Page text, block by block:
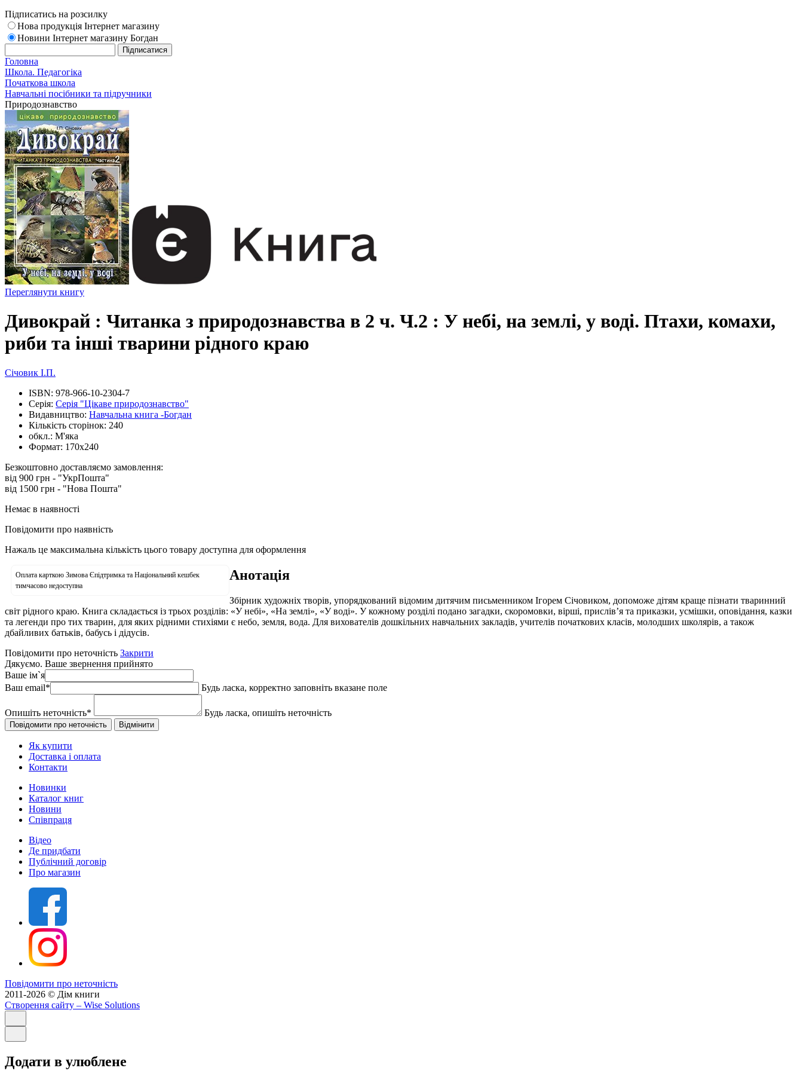
Підписатись на розсилку
Нова продукція Інтернет магазину
Новини Інтернет магазину Богдан
Головна
Школа. Педагогіка
Початкова школа
Навчальні посібники та підручники
Природознавство
Переглянути книгу
Дивокрай : Читанка з природознавства в 2 ч. Ч.2 : У небі, на землі, у воді. Птахи, комахи,
риби та інші тварини рідного краю
Січовик І.П.
ISBN: 978-966-10-2304-7
Серія: Серія "Цікаве природознавство"
Видавництво: Навчальна книга -Богдан
Кількість сторінок: 240
обкл.: М'яка
Формат: 170х240
Безкоштовно доставляємо замовлення:
від 900 грн - "УкрПошта"
від 1500 грн - "Нова Пошта"
Немає в наявності
Повідомити про наявність
Нажаль це максимальна кількість цього товару доступна для оформлення
Оплата карткою Зимова Єпідтримка та Національний кешбек
тимчасово недоступна
Анотація
Збірник художніх творів, упорядкований відомим дитячим письменником Ігорем Січовиком, допоможе дітям краще пізнати тваринний
світ рідного краю. Книга складається із трьох розділів: «У небі», «На землі», «У воді». У кожному розділі подано загадки, скоромовки, вірші, прислів’я та приказки, усмішки, оповідання, казки
та легенди про тих тварин, для яких рідними стихіями є небо, земля, вода. Для вихователів дошкільних навчальних закладів, учителів початкових класів, молодших школярів, а також
дбайливих батьків, бабусь і дідусів.
Повідомити про неточність Закрити
Дякуємо. Ваше звернення прийнято
Ваше ім`я
Ваш email* Будь ласка, корректно заповніть вказане поле
Опишіть неточність* Будь ласка, опишіть неточність
Як купити
Доставка і оплата
Контакти
Новинки
Каталог книг
Новини
Співпраця
Відео
Де придбати
Публічний договір
Про магазин
Повідомити про неточність
2011-2026 © Дім книги
Створення сайту – Wise Solutions
Додати в улюблене